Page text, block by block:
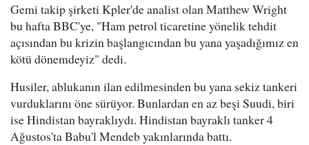
Gemi takip şirketi Kpler'de analist olan Matthew Wright
bu hafta BBC'ye, "Ham petrol ticaretine yönelik tehdit
açısından bu krizin başlangıcından bu yana yaşadığımız en
kötü dönemdeyiz" dedi.
Husiler, ablukanın ilan edilmesinden bu yana sekiz tankeri
vurduklarını öne sürüyor. Bunlardan en az beşi Suudi, biri
ise Hindistan bayraklıydı. Hindistan bayraklı tanker 4
Ağustos'ta Babu'l Mendeb yakınlarında battı.